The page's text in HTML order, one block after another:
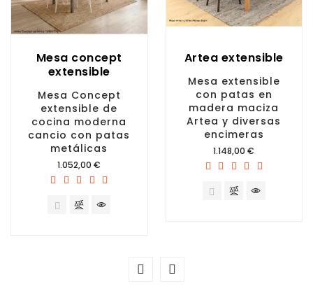
Mesa concept
extensible
Mesa Concept
extensible de
cocina moderna
cancio con patas
metálicas
Precio
1.052,00 €
Artea extensible
Mesa extensible
con patas en
madera maciza
Artea y diversas
encimeras
Precio
1.148,00 €